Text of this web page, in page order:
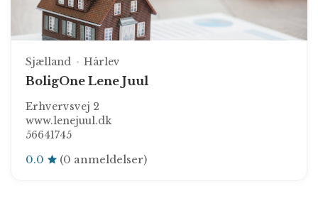
Sjælland Hårlev
BoligOne Lene Juul
Erhvervsvej 2
www.lenejuul.dk
56641745
0.0 (0 anmeldelser)